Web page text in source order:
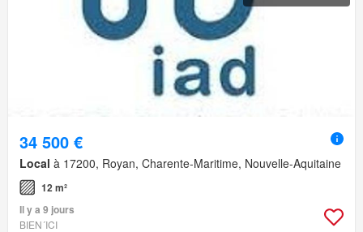
34 500 €
Local à 17200, Royan, Charente-Maritime, Nouvelle-Aquitaine
12 m²
Il y a 9 jours
BIEN´ICI